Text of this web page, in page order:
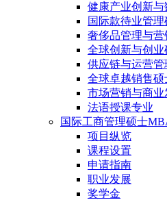
健康产业创新
国际款待业管理
奢侈品管理与营
全球创新与创业
供应链与运营管
全球卓越销售硕
市场营销与商业
法语授课专业
国际工商管理硕士
项目纵览
课程设置
申请指南
职业发展
奖学金